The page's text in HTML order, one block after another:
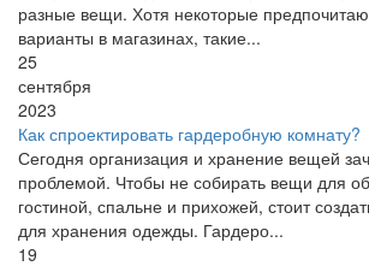
разные вещи. Хотя некоторые
варианты в магазинах, такие...
25
сентября
2023
Как спроектировать гардеробную комнату?
Сегодня организация и хранение вещей
проблемой. Чтобы не собирать вещи для
гостиной, спальне и прихожей, стоит
для хранения одежды. Гардеро...
19